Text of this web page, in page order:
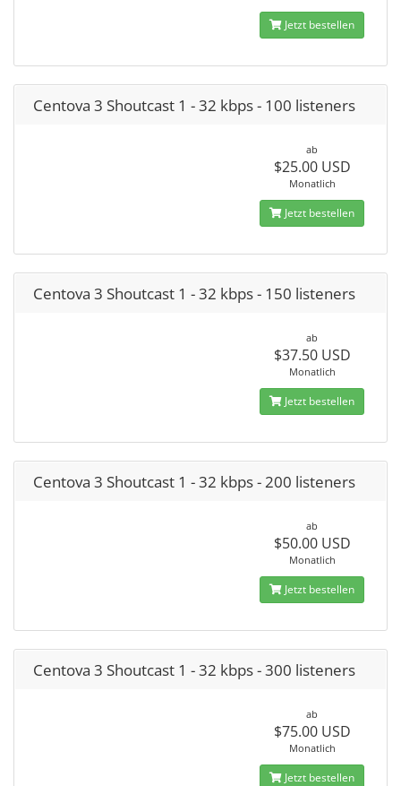
Jetzt bestellen
Centova 3 Shoutcast 1 - 32 kbps - 100 listeners
ab
$25.00 USD
Monatlich
Jetzt bestellen
Centova 3 Shoutcast 1 - 32 kbps - 150 listeners
ab
$37.50 USD
Monatlich
Jetzt bestellen
Centova 3 Shoutcast 1 - 32 kbps - 200 listeners
ab
$50.00 USD
Monatlich
Jetzt bestellen
Centova 3 Shoutcast 1 - 32 kbps - 300 listeners
ab
$75.00 USD
Monatlich
Jetzt bestellen